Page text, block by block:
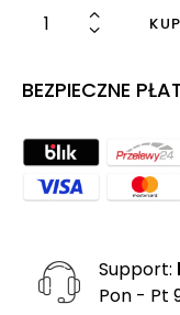
BEZPIECZNE
Support:
Pon - Pt